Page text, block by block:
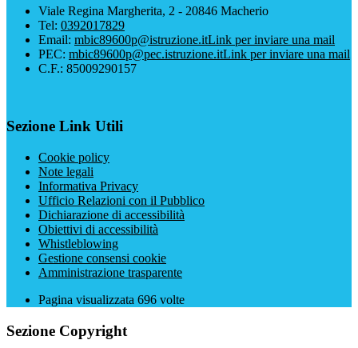
Viale Regina Margherita, 2 - 20846 Macherio
Tel: 0392017829
Email: mbic89600p@istruzione.itLink per inviare una mail
PEC: mbic89600p@pec.istruzione.itLink per inviare una mail
C.F.: 85009290157
Sezione Link Utili
Cookie policy
Note legali
Informativa Privacy
Ufficio Relazioni con il Pubblico
Dichiarazione di accessibilità
Obiettivi di accessibilità
Whistleblowing
Gestione consensi cookie
Amministrazione trasparente
Pagina visualizzata 696 volte
Sezione Copyright